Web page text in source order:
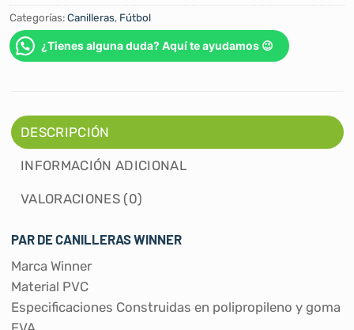
Categorías:Canilleras, Fútbol
¿Tienes alguna duda? Aquí te ayudamos 😉
DESCRIPCIÓN
INFORMACIÓN ADICIONAL
VALORACIONES (0)
PAR DE CANILLERAS WINNER
Marca Winner
Material PVC
Especificaciones Construidas en polipropileno y goma